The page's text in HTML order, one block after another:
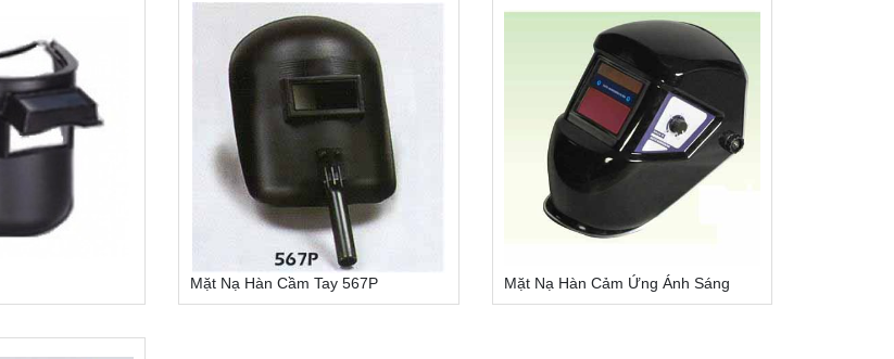
Mặt Nạ Hàn Cầm Tay 567P Mặt Nạ Hàn Cảm Ứng Ánh Sáng